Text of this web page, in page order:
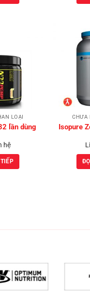
Add to
Wishlist
LOẠI
lần dùng
hệ
CHƯA
Isopure